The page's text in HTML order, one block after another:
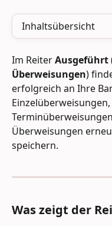
Inhaltsübersicht
Im Reiter Ausgeführt
Überweisungen)
erfolgreich an Ihre
Überweisungen
speichern.
Was zeigt der